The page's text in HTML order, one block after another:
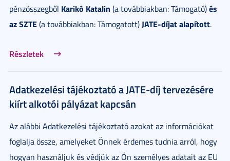
pénzösszegből Karikó Katalin (a továbbiakban: Támogató)és
az SZTE(a továbbiakban: Támogatott)JATE-díjatalapított.
Részletek
Adatkezelési tájékoztató a JATE-díj tervezésére
kiírt alkotói pályázat kapcsán
Az alábbi Adatkezelési tájékoztató azokat az információkat
foglalja össze, amelyeket Önnek érdemes tudnia arról, hogy
hogyan használjuk és védjük az Ön személyes adatait az EU